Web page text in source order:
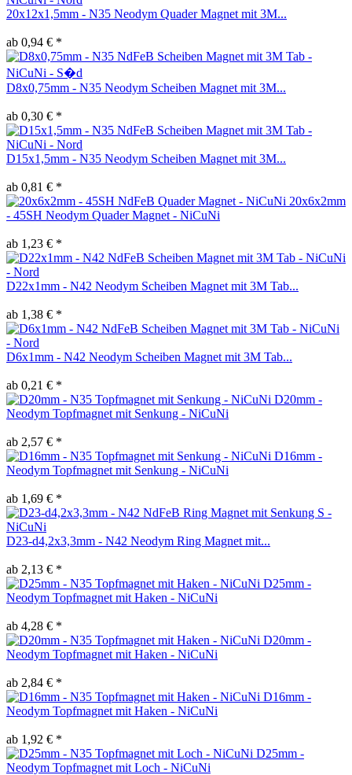
20x12x1,5mm - N35 Neodym Quader Magnet mit 3M...
ab 0,94 € *
D8x0,75mm - N35 Neodym Scheiben Magnet mit 3M...
ab 0,30 € *
D15x1,5mm - N35 Neodym Scheiben Magnet mit 3M...
ab 0,81 € *
20x6x2mm
- 45SH Neodym Quader Magnet - NiCuNi
ab 1,23 € *
D22x1mm - N42 Neodym Scheiben Magnet mit 3M Tab...
ab 1,38 € *
D6x1mm - N42 Neodym Scheiben Magnet mit 3M Tab...
ab 0,21 € *
D20mm -
Neodym Topfmagnet mit Senkung - NiCuNi
ab 2,57 € *
D16mm -
Neodym Topfmagnet mit Senkung - NiCuNi
ab 1,69 € *
D23-d4,2x3,3mm - N42 Neodym Ring Magnet mit...
ab 2,13 € *
D25mm -
Neodym Topfmagnet mit Haken - NiCuNi
ab 4,28 € *
D20mm -
Neodym Topfmagnet mit Haken - NiCuNi
ab 2,84 € *
D16mm -
Neodym Topfmagnet mit Haken - NiCuNi
ab 1,92 € *
D25mm -
Neodym Topfmagnet mit Loch - NiCuNi